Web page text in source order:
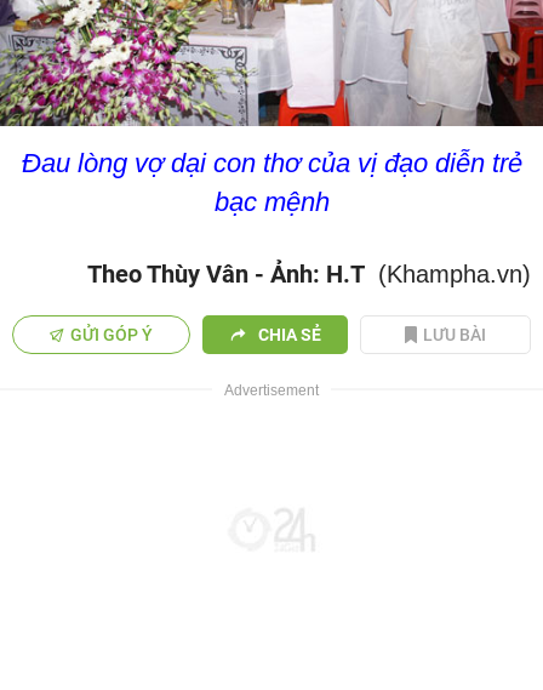
Đau lòng vợ dại con thơ của vị đạo diễn trẻ
bạc mệnh
Theo Thùy Vân - Ảnh: H.T (Khampha.vn)
GỬI GÓP Ý CHIA SẺ LƯU BÀI